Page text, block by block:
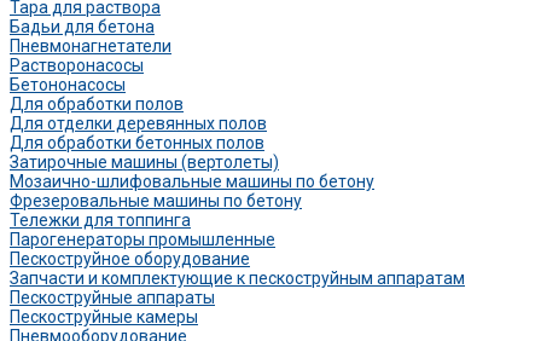
Тара для раствора
Бадьи для бетона
Пневмонагнетатели
Растворонасосы
Бетононасосы
Для обработки полов
Для отделки деревянных полов
Для обработки бетонных полов
Затирочные машины (вертолеты)
Мозаично-шлифовальные машины по бетону
Фрезеровальные машины по бетону
Тележки для топпинга
Парогенераторы промышленные
Пескоструйное оборудование
Запчасти и комплектующие к пескоструйным аппаратам
Пескоструйные аппараты
Пескоструйные камеры
Пневмооборудование